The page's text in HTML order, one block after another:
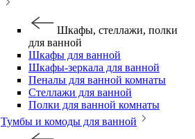
Шкафы, стеллажи, полки
для ванной
Шкафы для ванной
Шкафы-зеркала для ванной
Пеналы для ванной комнаты
Стеллажи для ванной
Полки для ванной комнаты
Тумбы и комоды для ванной